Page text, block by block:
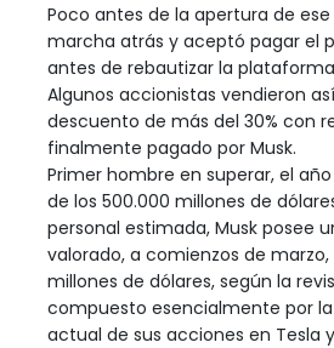
Poco antes de la apertura de ese
marcha atrás y aceptó pagar el
antes de rebautizar la
Algunos accionistas vendieron
descuento de más del 30% con
finalmente pagado por Musk.
Primer hombre en superar, el
de los 500.000 millones de
personal estimada, Musk posee
valorado, a comienzos de marzo,
millones de dólares, según la
compuesto esencialmente por
actual de sus acciones en Tesla